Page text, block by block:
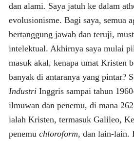
dan alami. Saya jatuh ke dalam
evolusionisme. Bagi saya, semua
bertanggung jawab dan teruji,
intelektual. Akhirnya saya mulai
masuk akal, kenapa umat Kristen
banyak di antaranya yang pintar?
IndustriInggris sampai tahun
ilmuwan dan penemu, di mana
ialah Kristen, termasuk Galileo,
penemu chloroform, dan lain-lain.